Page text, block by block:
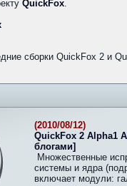
QuickFox.
сборки QuickFox 2 и
(2010/08/12)
QuickFox 2 Alpha1
блогами]
Множественные
системы и ядра
включает модули: